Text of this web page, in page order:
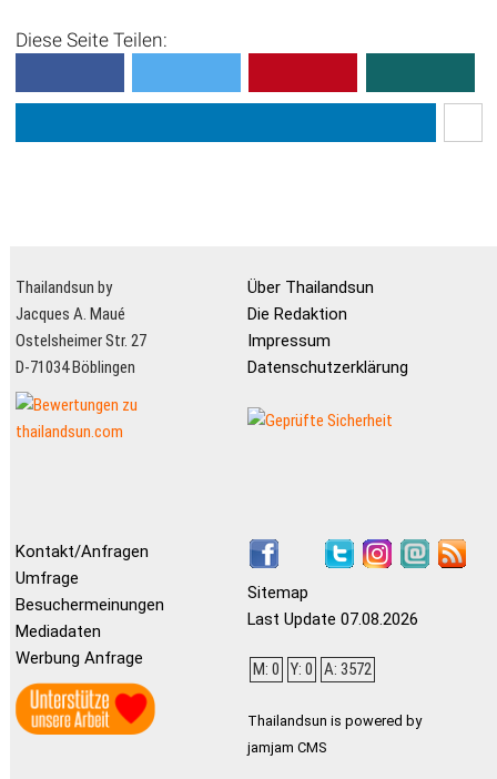
Diese Seite Teilen:
Thailandsun by
Jacques A. Maué
Ostelsheimer Str. 27
D-71034 Böblingen
Über Thailandsun
Die Redaktion
Impressum
Datenschutzerklärung
Kontakt/Anfragen
Umfrage
Besuchermeinungen
Mediadaten
Werbung Anfrage
Sitemap
Last Update 07.08.2026
M: 0 Y: 0 A: 3572
Thailandsun is powered by
jamjam CMS